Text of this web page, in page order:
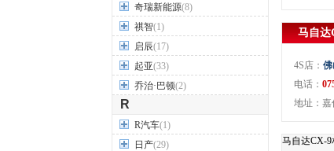
奇瑞新能源(8)
祺智(1)
启辰(17)
起亚(33)
乔治·巴顿(2)
R
R汽车(1)
日产(29)
马自达
4S店： 佛
电话：
地址：
马自达CX-